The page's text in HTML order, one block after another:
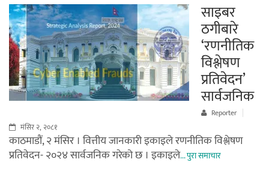
साइबर
ठगीबारे
‘रणनीतिक
विश्लेषण
प्रतिवेदन’
सार्वजनिक
Reporter
मंसिर २, २०८१
काठमाडौं, २ मंसिर । वित्तीय जानकारी इकाइले रणनीतिक विश्लेषण
प्रतिवेदन- २०२४ सार्वजनिक गरेको छ । इकाइले... पुरा समाचार